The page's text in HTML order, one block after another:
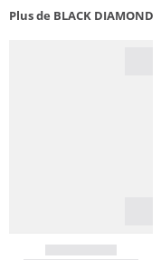
Plus de BLACK DIAMOND